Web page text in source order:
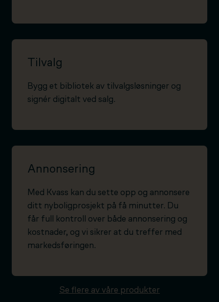
Tilvalg
Bygg et bibliotek av tilvalgsløsninger og
signér digitalt ved salg.
Annonsering
Med Kvass kan du sette opp og annonsere
ditt nyboligprosjekt på få minutter. Du
får full kontroll over både annonsering og
kostnader, og vi sikrer at du treffer med
markedsføringen.
Se flere av våre produkter